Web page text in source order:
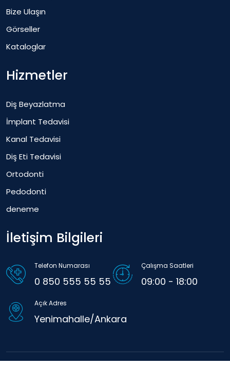
Bize Ulaşın
Görseller
Kataloglar
Hizmetler
Diş Beyazlatma
İmplant Tedavisi
Kanal Tedavisi
Diş Eti Tedavisi
Ortodonti
Pedodonti
deneme
İletişim Bilgileri
Telefon Numarası
0 850 555 55 55
Çalışma Saatleri
09:00 - 18:00
Açık Adres
Yenimahalle/Ankara